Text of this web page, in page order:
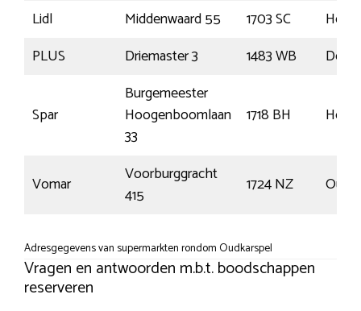
Lidl
Middenwaard 55 1703 SC
PLUS
Driemaster 3 1483 WB De
Spar
Burgemeester
Hoogenboomlaan
33
1718 BH
Vomar
Voorburggracht
415
1724 NZ
Adresgegevens van supermarkten rondom Oudkarspel
Vragen en antwoorden m.b.t. boodschappen
reserveren